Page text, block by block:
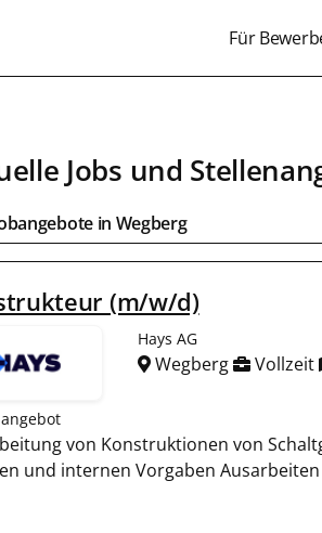
Für
Jobs und
in Wegberg
(m/w/d)
Hays AG
Wegberg Vollzeit
von Konstruktionen von
und internen Vorgaben